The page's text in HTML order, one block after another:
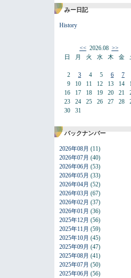
みー日記
History
<<2026.08 >>
日
2
9
16
23
30
月
3
10
17
24
31
火
4
11
18
25
水
5
12
19
26
木
6
13
20
27
金
7
14
21
28
バックナンバー
2026年08月 (11)
2026年07月 (40)
2026年06月 (53)
2026年05月 (33)
2026年04月 (52)
2026年03月 (67)
2026年02月 (37)
2026年01月 (36)
2025年12月 (56)
2025年11月 (59)
2025年10月 (45)
2025年09月 (47)
2025年08月 (41)
2025年07月 (50)
2025年06月 (56)